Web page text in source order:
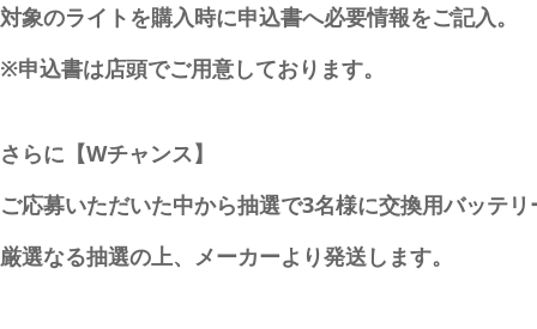
対象のライトを購入時に申込書へ必要情報をご記入。
※申込書は店頭でご用意しております。
さらに【Wチャンス】
ご応募いただいた中から抽選で3名様に交換用バッテ
厳選なる抽選の上、メーカーより発送します。